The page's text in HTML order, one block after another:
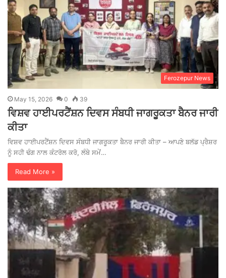
Ferozepur News
May 15, 2026 0 39
ਵਿਸ਼ਵ ਹਾਈਪਰਟੈਂਸ਼ਨ ਦਿਵਸ ਸੰਬਧੀ ਜਾਗਰੂਕਤਾ ਬੈਨਰ ਜਾਰੀ
ਕੀਤਾ
ਵਿਸ਼ਵ ਹਾਈਪਰਟੈਂਸ਼ਨ ਦਿਵਸ ਸੰਬਧੀ ਜਾਗਰੂਕਤਾ ਬੈਨਰ ਜਾਰੀ ਕੀਤਾ – ਆਪਣੇ ਬਲੱਡ ਪ੍ਰੈਸ਼ਰ
ਨੂੰ ਸਹੀ ਢੰਗ ਨਾਲ ਕੰਟਰੋਲ ਕਰੋ, ਲੰਬੇ ਸਮੇਂ…
Read More »